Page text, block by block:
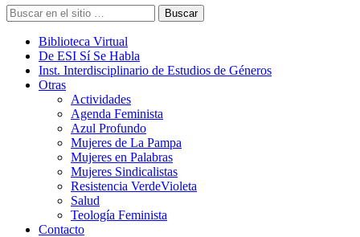
Buscar
Biblioteca Virtual
De ESI Sí Se Habla
Inst. Interdisciplinario de Estudios de Géneros
Otras
Actividades
Agenda Feminista
Azul Profundo
Mujeres de La Pampa
Mujeres en Palabras
Mujeres Sindicalistas
Resistencia VerdeVioleta
Salud
Teología Feminista
Contacto